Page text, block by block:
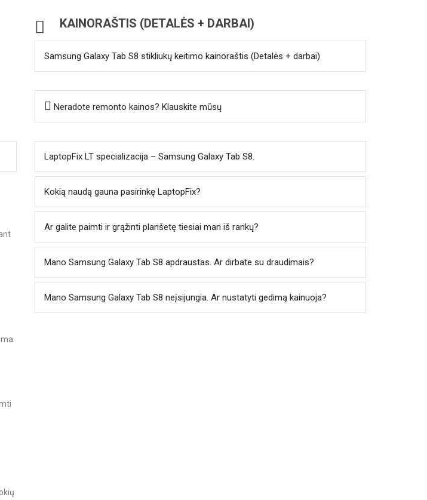
KAINORAŠTIS (DETALĖS + DARBAI)
Samsung Galaxy Tab S8 stikliukų keitimo kainoraštis (Detalės + darbai)
Neradote remonto kainos? Klauskite mūsų
LaptopFix LT specializacija – Samsung Galaxy Tab S8.
Kokią naudą gauna pasirinkę LaptopFix?
Ar galite paimti ir grąžinti planšetę tiesiai man iš rankų?
Mano Samsung Galaxy Tab S8 apdraustas. Ar dirbate su draudimais?
Mano Samsung Galaxy Tab S8 neįsijungia. Ar nustatyti gedimą kainuoja?